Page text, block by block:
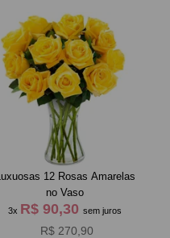
Luxuosas 12 Rosas Amarelas
no Vaso
3x R$ 90,30sem juros
R$ 270,90